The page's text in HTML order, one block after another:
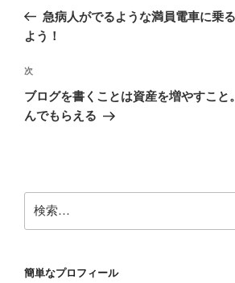
ナ
ゲ
ー
シ
の
投
急病人がでるような満員電車に乗
よう！
次
の
投
次
ブログを書くことは資産を増やすこと
んでもらえる
索:
簡単なプロフィール